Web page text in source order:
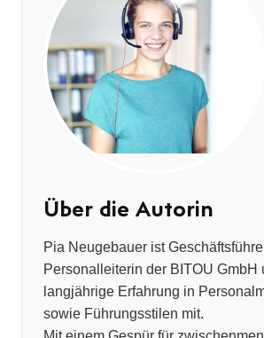
Über die Autorin
Pia Neugebauer ist
Personalleiterin der BITOU GmbH
langjährige Erfahrung in
sowie Führungsstilen mit.